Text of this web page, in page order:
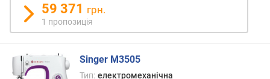
а
у
59 371 грн.
1 пропозиція
Singer M3505
Тип: електромеханічна